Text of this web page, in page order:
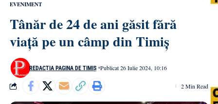
EVENIMENT
Tânăr de 24 de ani găsit fără
viață pe un câmp din Timiș
REDACȚIA PAGINA DE TIMIȘ Publicat 26 Iulie 2024, 10:16
2 Min Read